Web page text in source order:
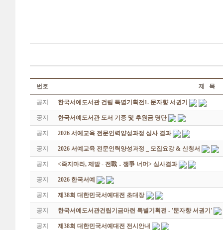
번호 제 목
공지 한국서예도서관 건립 특별기획전1. 문자향 서권기
공지 한국서예도서관 도서 기증 및 후원금 명단
공지 2026 서예교육 전문인력양성과정 심사 결과
공지 2026 서예교육 전문인력양성과정 _ 모집요강 & 신청서
공지 <죽지마라, 제발 - 전戰 ․ 쟁爭 너머> 심사결과
공지 2026 한국서예
공지 제38회 대한민국서예대전 초대장
공지 한국서예도서관건립기금마련 특별기획전 - '문자향 서권기'
공지 제38회 대한민국서예대전 전시안내